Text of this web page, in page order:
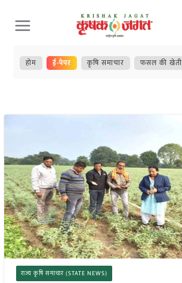
Skip
to
content
होम ई-पेपर कृषि समाचार फसल की खेती
राज्य कृषि समाचार (STATE NEWS)